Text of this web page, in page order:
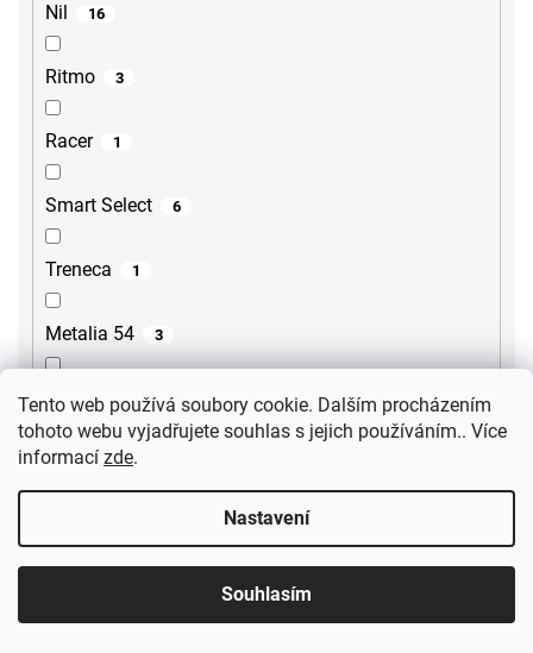
Tento web používá soubory cookie. Dalším procházením
tohoto webu vyjadřujete souhlas s jejich používáním.. Více
informací zde.
Nastavení
Souhlasím
Nil 16
Ritmo 3
Racer 1
Smart Select 6
Treneca 1
Metalia 54 3
Tursi 10
Cubemix